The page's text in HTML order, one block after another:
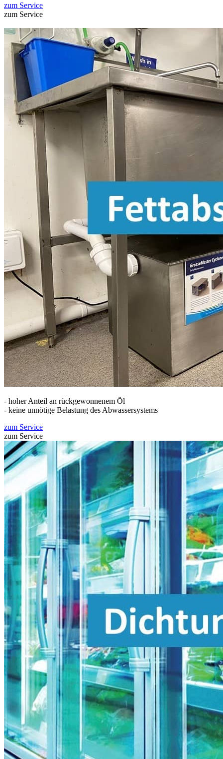
zum Service
zum Service
- hoher Anteil an rückgewonnenem Öl
- keine unnötige Belastung des Abwassersystems
zum Service
zum Service